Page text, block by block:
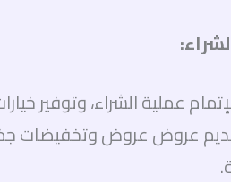
عملية الشراء، وتوفير
عروض عروض وتخفيضات